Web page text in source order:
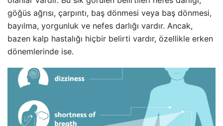
göğüs ağrısı, çarpıntı, baş dönmesi veya baş dönmesi,
bayılma, yorgunluk ve nefes darlığı vardır. Ancak,
bazen kalp hastalığı hiçbir belirti vardır, özellikle erken
dönemlerinde ise.